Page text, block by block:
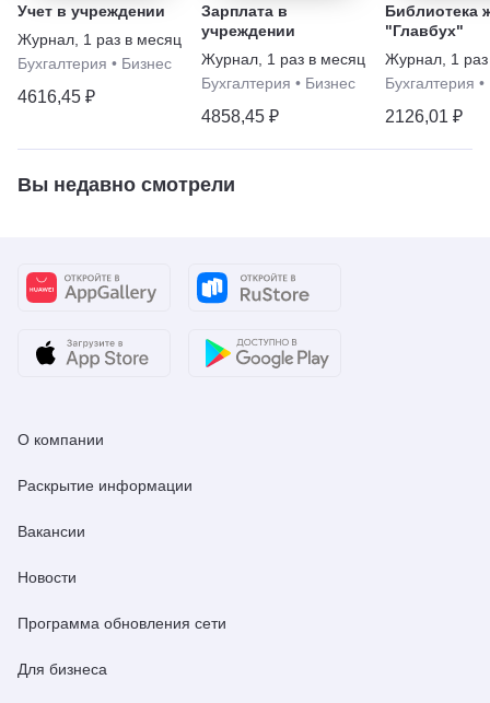
Учет в учреждении
Журнал 1 раз в месяц
Бухгалтерия • Бизнес
4616,45 ₽
Зарплата в
учреждении
Журнал 1 раз в месяц
Бухгалтерия • Бизнес
4858,45 ₽
Библиотека
"Главбух"
Журнал 1
Бухгалтерия •
2126,01 ₽
Вы недавно смотрели
О компании
Раскрытие информации
Вакансии
Новости
Программа обновления сети
Для бизнеса